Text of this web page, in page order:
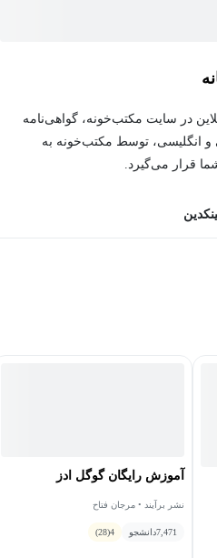
را پیاده‌سازی کنید.
در سایت مکتب‌خونه، گواهی‌نامه
و انگلیسی، توسط مکتب‌خونه به
قرار می‌گیرد.
آموزش رایگان گوگل ادز
نشر برآیند • مرجان فتاح
7,471دانشجو 4
(28)